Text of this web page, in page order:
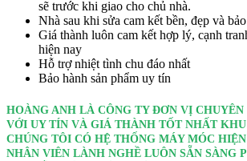
sẽ trước khi giao cho chủ nhà.
Nhà sau khi sửa cam kết bền, đẹp và
Giá thành luôn cam kết hợp lý, cạnh
hiện nay
Hỗ trợ nhiệt tình chu đáo nhất
Bảo hành sản phẩm uy tín
HOÀNG ANH LÀ CÔNG TY ĐƠN VỊ CHUYÊN
VỚI UY TÍN VÀ GIÁ THÀNH TỐT NHẤT
CHÚNG TÔI CÓ HỆ THỐNG MÁY MÓC
NHÂN VIÊN LÀNH NGHỀ LUÔN SẴN SÀNG